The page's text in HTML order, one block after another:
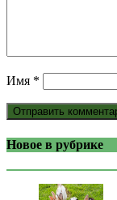
Имя *
Новое в рубрике